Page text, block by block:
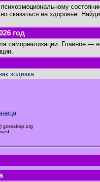
сказаться на здоровье.
год
самореализации. Главное —
зодиака
goroskop.org